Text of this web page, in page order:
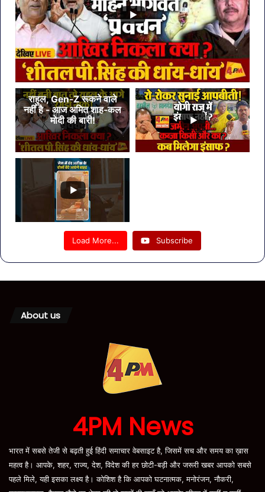
राहुल, Gen-Z रूकने वाले
नहीं है - आज अमित शाह-कल
मोदी की बारी!
Load More... Subscribe
About us
4PM News
भारत में सबसे तेजी से बढ़ती हुई हिंदी समाचार वेबसाइट है, जिसमें सच और समय का ख़ास
महत्व है। आपके, शहर, राज्य, देश, विदेश की हर छोटी-बड़ी और जरूरी खबर आपको सबसे
पहले मिले, यही इसका लक्ष्य है। कोशिश है कि आपको घटनात्मक, मनोरंजन, नौकरी,